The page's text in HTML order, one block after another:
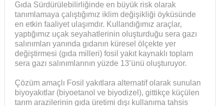
Gıda Sürdürülebilirliğinde en büyük risk olarak
tanımlamaya çalıştığımız iklim değişikliği öyküsünde
en etkin faaliyet ulaşımdır. Kullandığımız araçlar,
yaptığımız uçak seyahatlerinin oluşturduğu sera gazı
salınımları yanında gıdanın küresel ölçekte yer
değiştirmesi (gıda milleri) fosil yakıt kaynaklı toplam
sera gazı salınımlarının yüzde 13’ünü oluşturuyor.
Çözüm amaçlı Fosil yakıtlara alternatif olarak sunulan
biyoyakıtlar (biyoetanol ve biyodizel), gittikçe küçülen
tarım arazilerinin gıda üretimi dışı kullanıma tahsis